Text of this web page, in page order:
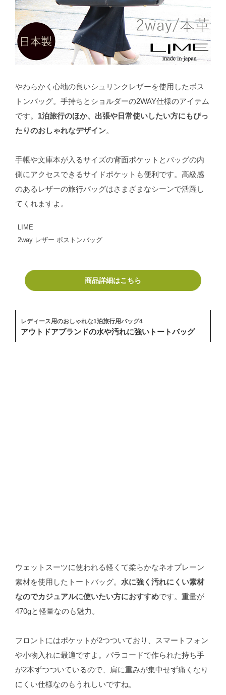
やわらかく心地の良いシュリンクレザーを使用したボス
トンバッグ。手持ちとショルダーの2WAY仕様のアイテム
です。 1泊旅行のほか、出張や日常使いしたい方にもぴっ
たりのおしゃれなデザイン。
手帳や文庫本が入るサイズの背面ポケットとバッグの内
側にアクセスできるサイドポケットも便利です。高級感
のあるレザーの旅行バッグはさまざまなシーンで活躍し
てくれますよ。
LIME
2way レザー ボストンバッグ
商品詳細はこちら
レディース用のおしゃれな1泊旅行用バッグ4
アウトドアブランドの水や汚れに強いトートバッグ
ウェットスーツに使われる軽くて柔らかなネオプレーン
素材を使用したトートバッグ。 水に強く汚れにくい素材
なのでカジュアルに使いたい方におすすめです。重量が
470gと軽量なのも魅力。
フロントにはポケットが2つついており、スマートフォン
や小物入れに最適ですよ。パラコードで作られた持ち手
が2本ずつついているので、肩に重みが集中せず痛くなり
にくい仕様なのもうれしいですね。